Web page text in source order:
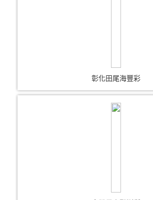
彰化田尾海豐彩